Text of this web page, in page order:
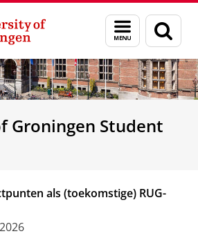
Menu
and
search
page
Groningen Student
als (toekomstige) RUG-